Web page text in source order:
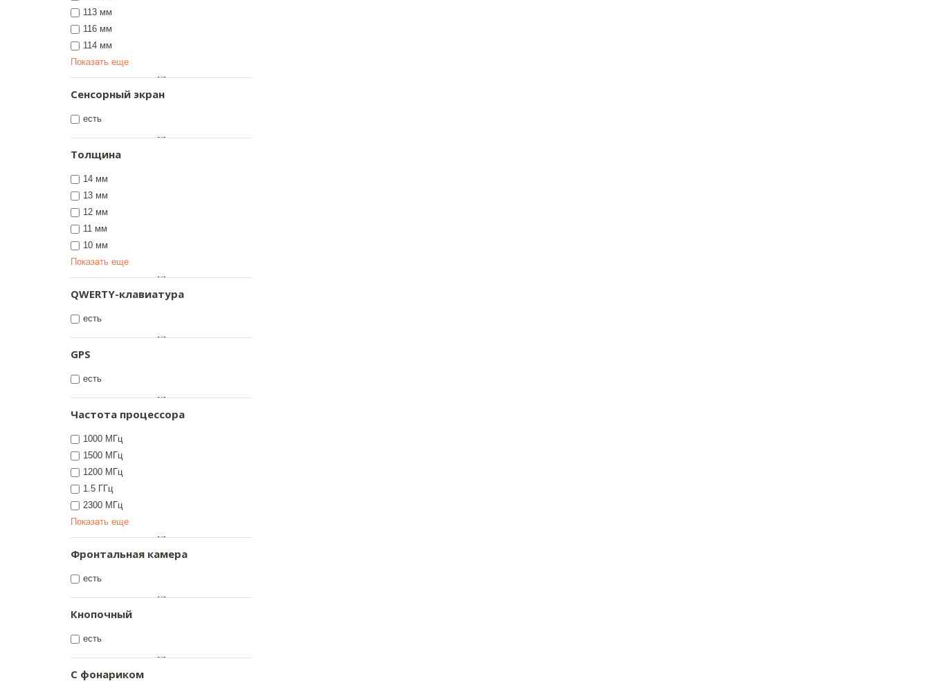
113 мм
116 мм
114 мм
Показать еще
Сенсорный экран
есть
Толщина
14 мм
13 мм
12 мм
11 мм
10 мм
Показать еще
QWERTY-клавиатура
есть
GPS
есть
Частота процессора
1000 МГц
1500 МГц
1200 МГц
1.5 ГГц
2300 МГц
Показать еще
Фронтальная камера
есть
Кнопочный
есть
С фонариком